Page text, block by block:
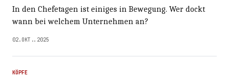
In den Chefetagen ist einiges in Bewegung. Wer dockt
wann bei welchem Unternehmen an?
02.OKT..2025
KÖPFE